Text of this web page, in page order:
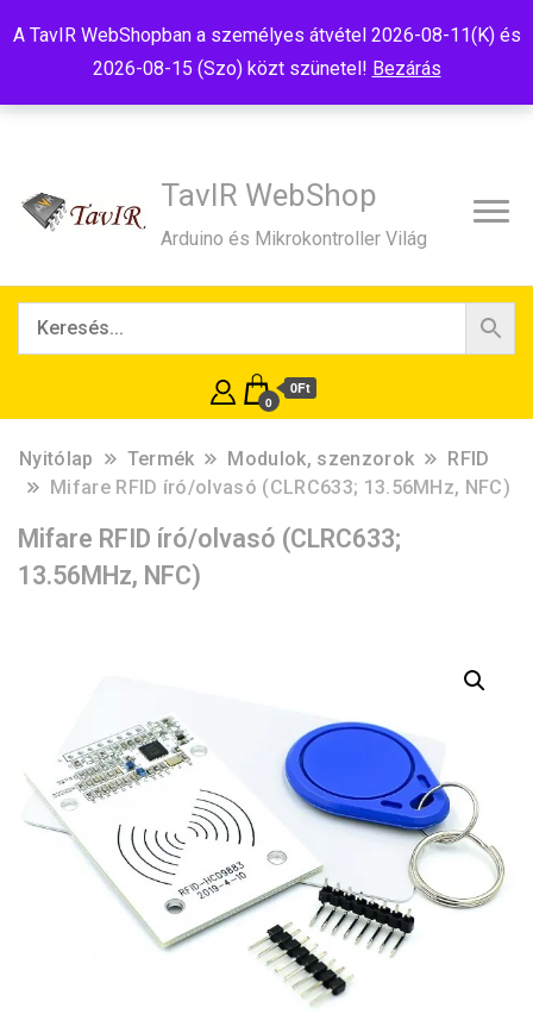
A TavIR WebShopban a személyes átvétel 2026-08-11(K) és
2026-08-15 (Szo) közt szünetel! Bezárás
TavIR WebShop
Arduino és Mikrokontroller Világ
0
0Ft
Nyitólap Termék Modulok, szenzorok
RFID
Mifare RFID író/olvasó (CLRC633; 13.56MHz, NFC)
Mifare RFID író/olvasó (CLRC633;
13.56MHz, NFC)